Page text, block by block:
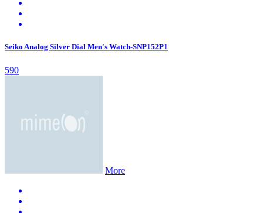
Seiko Analog Silver Dial Men's Watch-SNP152P1
590
More